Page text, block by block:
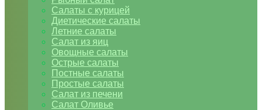
Салаты с курицей
Диетические салаты
Летние салаты
Салат из яиц
Овощные салаты
Острые салаты
Постные салаты
Простые салаты
Салат из печени
Салат Оливье